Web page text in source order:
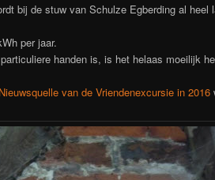
bij de stuw van Schulze Egberding al heel
per jaar.
handen is, is het helaas moeilijk
Nieuwsquelle van de Vriendenexcursie in 2016